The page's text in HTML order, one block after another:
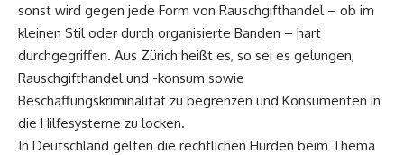
sonst wird gegen jede Form von Rauschgifthandel – ob im
kleinen Stil oder durch organisierte Banden – hart
durchgegriffen. Aus Zürich heißt es, so sei es gelungen,
Rauschgifthandel und -konsum sowie
Beschaffungskriminalität zu begrenzen und Konsumenten in
die Hilfesysteme zu locken.
In Deutschland gelten die rechtlichen Hürden beim Thema